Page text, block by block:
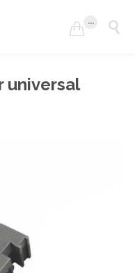

... 
universal